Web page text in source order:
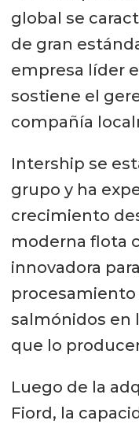
global se
de gran
empresa líder
sostiene el
compañía
Intership se
grupo y ha
crecimiento
moderna flota
innovadora
salmónidos en
que lo
Luego de la
Fiord, la